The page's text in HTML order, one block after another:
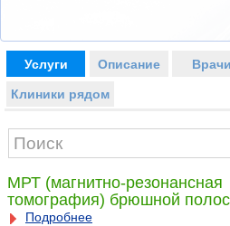
Услуги Описание Врачи
Клиники рядом
МРТ (магнитно-резонансная
томография) брюшной
Подробнее